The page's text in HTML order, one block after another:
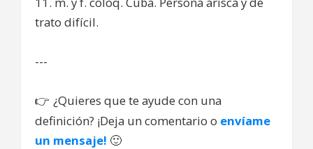
trato difícil.
---
👉 ¿Quieres que te ayude con una
definición? ¡Deja un comentario o envíame
un mensaje! 🙂